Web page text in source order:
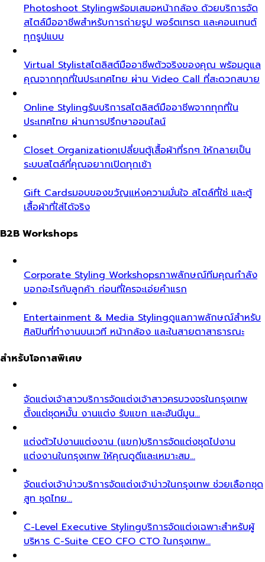
Photoshoot Stylingพร้อมเสมอหน้ากล้อง ด้วยบริการจัด
สไตล์มืออาชีพสำหรับการถ่ายรูป พอร์ตเทรต และคอนเทนต์
ทุกรูปแบบ
Virtual Stylistสไตลิสต์มืออาชีพตัวจริงของคุณ พร้อมดูแล
คุณจากทุกที่ในประเทศไทย ผ่าน Video Call ที่สะดวกสบาย
Online Stylingรับบริการสไตลิสต์มืออาชีพจากทุกที่ใน
ประเทศไทย ผ่านการปรึกษาออนไลน์
Closet Organizationเปลี่ยนตู้เสื้อผ้าที่รกๆ ให้กลายเป็น
ระบบสไตล์ที่คุณอยากเปิดทุกเช้า
Gift Cardsมอบของขวัญแห่งความมั่นใจ สไตล์ที่ใช่ และตู้
เสื้อผ้าที่ใส่ได้จริง
B2B Workshops
Corporate Styling Workshopsภาพลักษณ์ทีมคุณกำลัง
บอกอะไรกับลูกค้า ก่อนที่ใครจะเอ่ยคำแรก
Entertainment & Media Stylingดูแลภาพลักษณ์สำหรับ
ศิลปินที่ทำงานบนเวที หน้ากล้อง และในสายตาสาธารณะ
สำหรับโอกาสพิเศษ
จัดแต่งเจ้าสาวบริการจัดแต่งเจ้าสาวครบวงจรในกรุงเทพ
ตั้งแต่ชุดหมั้น งานแต่ง รับแขก และฮันนีมูน…
แต่งตัวไปงานแต่งงาน (แขก)บริการจัดแต่งชุดไปงาน
แต่งงานในกรุงเทพ ให้คุณดูดีและเหมาะสม…
จัดแต่งเจ้าบ่าวบริการจัดแต่งเจ้าบ่าวในกรุงเทพ ช่วยเลือกชุด
สูท ชุดไทย…
C-Level Executive Stylingบริการจัดแต่งเฉพาะสำหรับผู้
บริหาร C-Suite CEO CFO CTO ในกรุงเทพ…